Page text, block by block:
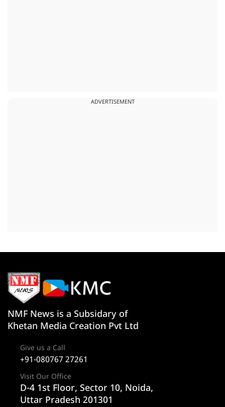
ADVERTISEMENT
NMF News is a Subsidary of
Khetan Media Creation Pvt Ltd
Give us a Call
+91-080767 27261
Visit Our Office
D-4 1st Floor, Sector 10, Noida,
Uttar Pradesh 201301